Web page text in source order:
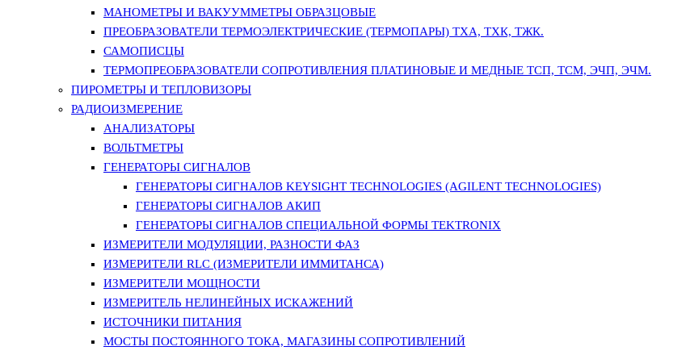
МАНОМЕТРЫ И ВАКУУММЕТРЫ ОБРАЗЦОВЫЕ
ПРЕОБРАЗОВАТЕЛИ ТЕРМОЭЛЕКТРИЧЕСКИЕ (ТЕРМОПАРЫ) ТХА, ТХК, ТЖК.
САМОПИСЦЫ
ТЕРМОПРЕОБРАЗОВАТЕЛИ СОПРОТИВЛЕНИЯ ПЛАТИНОВЫЕ И МЕДНЫЕ ТСП, ТСМ, ЭЧП, ЭЧМ.
ПИРОМЕТРЫ И ТЕПЛОВИЗОРЫ
РАДИОИЗМЕРЕНИЕ
АНАЛИЗАТОРЫ
ВОЛЬТМЕТРЫ
ГЕНЕРАТОРЫ СИГНАЛОВ
ГЕНЕРАТОРЫ СИГНАЛОВ KEYSIGHT TECHNOLOGIES (AGILENT TECHNOLOGIES)
ГЕНЕРАТОРЫ СИГНАЛОВ АКИП
ГЕНЕРАТОРЫ СИГНАЛОВ СПЕЦИАЛЬНОЙ ФОРМЫ TEKTRONIX
ИЗМЕРИТЕЛИ МОДУЛЯЦИИ, РАЗНОСТИ ФАЗ
ИЗМЕРИТЕЛИ RLC (ИЗМЕРИТЕЛИ ИММИТАНСА)
ИЗМЕРИТЕЛИ МОЩНОСТИ
ИЗМЕРИТЕЛЬ НЕЛИНЕЙНЫХ ИСКАЖЕНИЙ
ИСТОЧНИКИ ПИТАНИЯ
МОСТЫ ПОСТОЯННОГО ТОКА, МАГАЗИНЫ СОПРОТИВЛЕНИЙ